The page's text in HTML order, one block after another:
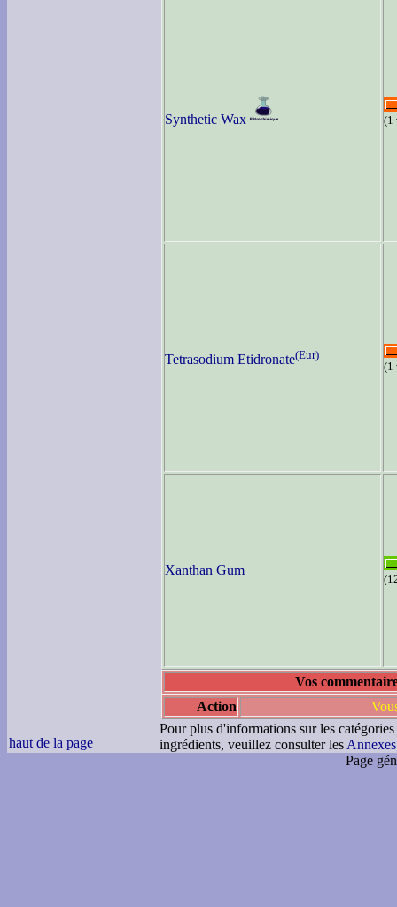
Synthetic Wax (1
Tetrasodium Etidronate(Eur)
(1
Xanthan Gum
Vos
Action
haut de la page
Pour plus d'informations sur les
ingrédients, veuillez consulter les Annexes
Page